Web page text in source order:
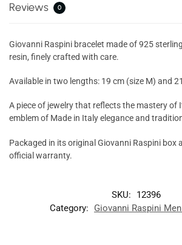
Reviews 0
Giovanni Raspini bracelet made of 925
resin, finely crafted with care.
Available in two lengths: 19 cm (size M) and
A piece of jewelry that reflects the mastery of
emblem of Made in Italy elegance and
Packaged in its original Giovanni Raspini box
official warranty.
SKU:
12396
Category:
Giovanni Raspini